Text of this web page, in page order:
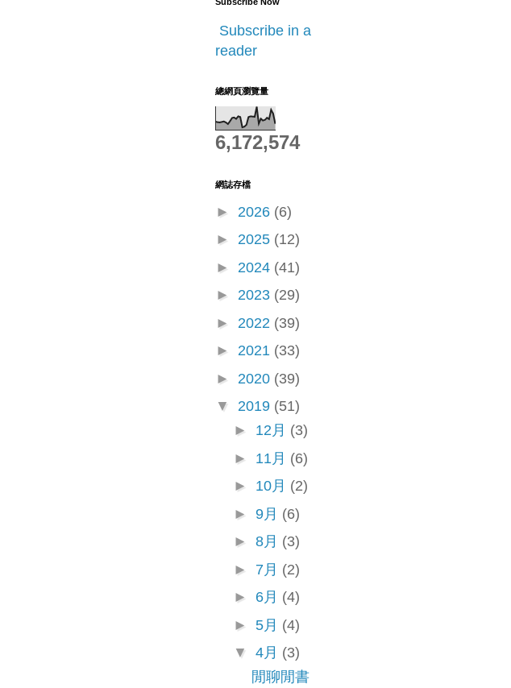
Subscribe in a
reader
總網頁瀏覽量
6,172,574
網誌存檔
► 2026 (6)
► 2025 (12)
► 2024 (41)
► 2023 (29)
► 2022 (39)
► 2021 (33)
► 2020 (39)
▼ 2019 (51)
► 12月 (3)
► 11月 (6)
► 10月 (2)
► 9月 (6)
► 8月 (3)
► 7月 (2)
► 6月 (4)
► 5月 (4)
▼ 4月 (3)
閒聊閒書